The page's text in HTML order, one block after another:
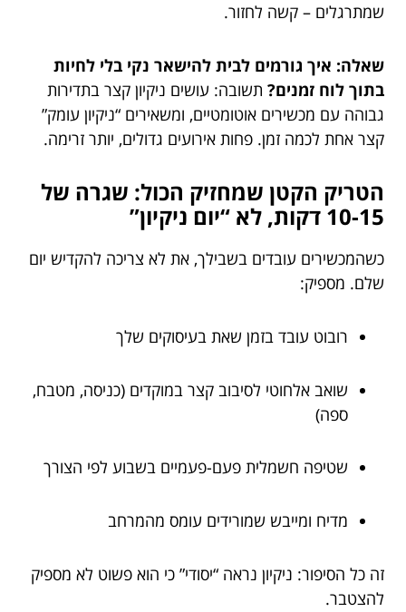
שמתרגלים – קשה לחזור.
שאלה: איך גורמים לבית להישאר נקי בלי לחיות
בתוך לוח זמנים? תשובה: עושים ניקיון קצר בתדירות
גבוהה עם מכשירים אוטומטיים, ומשאירים “ניקיון עומק”
קצר אחת לכמה זמן. פחות אירועים גדולים, יותר זרימה.
הטריק הקטן שמחזיק הכול: שגרה של
10-15 דקות, לא “יום ניקיון”
כשהמכשירים עובדים בשבילך, את לא צריכה להקדיש יום
שלם. מספיק:
רובוט עובד בזמן שאת בעיסוקים שלך
שואב אלחוטי לסיבוב קצר במוקדים (כניסה, מטבח,
ספה)
שטיפה חשמלית פעם-פעמיים בשבוע לפי הצורך
מדיח ומייבש שמורידים עומס מהמרחב
זה כל הסיפור: ניקיון נראה “יסודי” כי הוא פשוט לא מספיק
להצטבר.